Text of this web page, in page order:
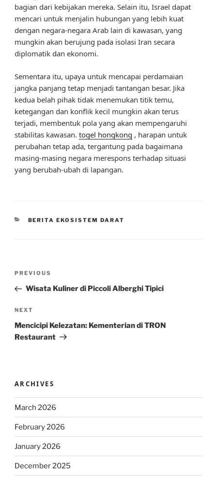
bagian dari kebijakan mereka. Selain itu, Israel dapat
mencari untuk menjalin hubungan yang lebih kuat
dengan negara-negara Arab lain di kawasan, yang
mungkin akan berujung pada isolasi Iran secara
diplomatik dan ekonomi.
Sementara itu, upaya untuk mencapai perdamaian
jangka panjang tetap menjadi tantangan besar. Jika
kedua belah pihak tidak menemukan titik temu,
ketegangan dan konflik kecil mungkin akan terus
terjadi, membentuk pola yang akan mempengaruhi
stabilitas kawasan. togel hongkong , harapan untuk
perubahan tetap ada, tergantung pada bagaimana
masing-masing negara merespons terhadap situasi
yang berubah-ubah di lapangan.
CATEGORIES
BERITA EKOSISTEM DARAT
Previous
Post
PREVIOUS
Wisata Kuliner di Piccoli Alberghi Tipici
Next
Post
NEXT
Mencicipi Kelezatan: Kementerian di TRON
Restaurant
ARCHIVES
March 2026
February 2026
January 2026
December 2025